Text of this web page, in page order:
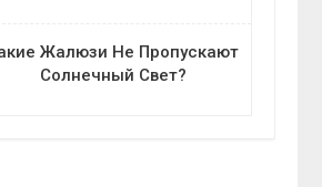
Жалюзи Не Пропускают
Солнечный Свет?